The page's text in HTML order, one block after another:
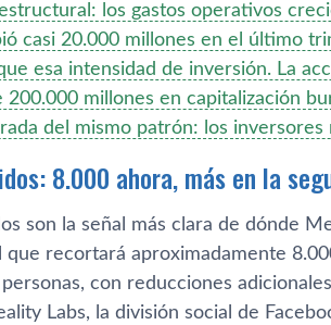
los gastos operativos
casi 20.000 millones en el último
esa intensidad de inversión. La
200.000 millones en capitalización
del mismo patrón: los inversores
8.000 ahora, más en la
son la señal más clara de dónde
que recortará aproximadamente
con reducciones
Labs, la división social de